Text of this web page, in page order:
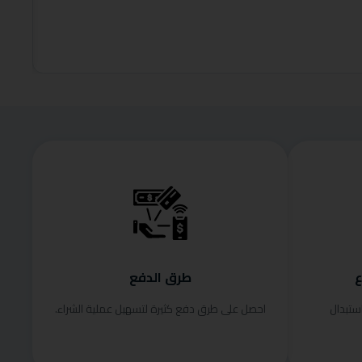
طرق الدفع
احصل على طرق دفع كثيرة لتسهيل عملية الشراء.